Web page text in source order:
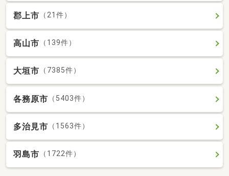
郡上市 （21件）
高山市 （139件）
大垣市 （7385件）
各務原市 （5403件）
多治見市 （1563件）
羽島市 （1722件）